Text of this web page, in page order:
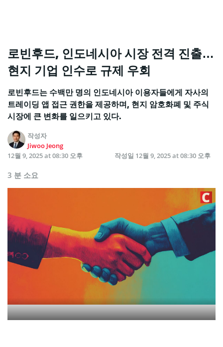
로빈후드, 인도네시아 시장 전격 진출…
현지 기업 인수로 규제 우회
로빈후드는 수백만 명의 인도네시아 이용자들에게 자사의
트레이딩 앱 접근 권한을 제공하며, 현지 암호화폐 및 주식
시장에 큰 변화를 일으키고 있다.
작성자
Jiwoo Jeong
12월 9, 2025 at 08:30 오후
작성일 12월 9, 2025 at 08:30 오후
3 분 소요